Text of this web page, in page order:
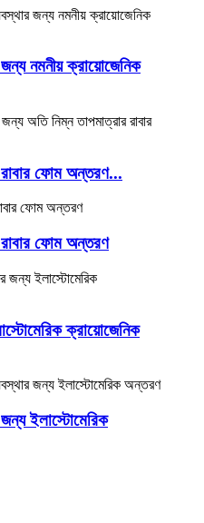
নমনীয় ক্রায়োজেনিক
রাবার ফোম অন্তরণ...
রাবার ফোম অন্তরণ
ক্রায়োজেনিক
ইলাস্টোমেরিক